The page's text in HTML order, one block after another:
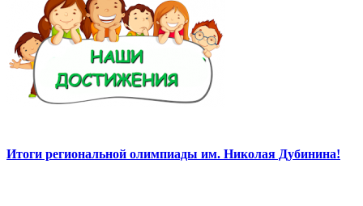
Итоги региональной олимпиады им. Николая Дубинина!